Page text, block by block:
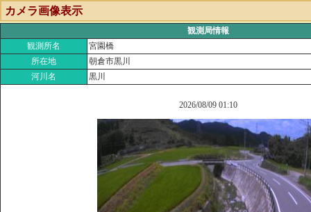
カメラ画像表示
観測局情報
観測所名
宮園橋
所在地
朝倉市黒川
河川名
黒川
2026/08/09 01:10